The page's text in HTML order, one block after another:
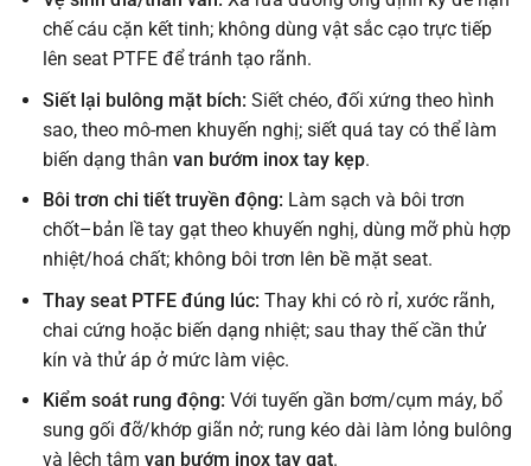
chế cáu cặn kết tinh; không dùng vật sắc cạo trực tiếp
lên seat PTFE để tránh tạo rãnh.
Siết lại bulông mặt bích: Siết chéo, đối xứng theo hình
sao, theo mô-men khuyến nghị; siết quá tay có thể làm
biến dạng thân van bướm inox tay kẹp.
Bôi trơn chi tiết truyền động: Làm sạch và bôi trơn
chốt–bản lề tay gạt theo khuyến nghị, dùng mỡ phù hợp
nhiệt/hoá chất; không bôi trơn lên bề mặt seat.
Thay seat PTFE đúng lúc: Thay khi có rò rỉ, xước rãnh,
chai cứng hoặc biến dạng nhiệt; sau thay thế cần thử
kín và thử áp ở mức làm việc.
Kiểm soát rung động: Với tuyến gần bơm/cụm máy, bổ
sung gối đỡ/khớp giãn nở; rung kéo dài làm lỏng bulông
và lệch tâm van bướm inox tay gạt.